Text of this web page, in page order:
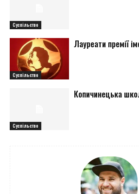
Суспільство
Суспільство
Лауреати премії
Суспільство
Копичинецька